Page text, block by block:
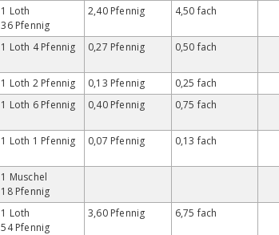
1 Loth
36 Pfennig
2,40 Pfennig 4,50 fach
1 Loth 4 Pfennig 0,27 Pfennig 0,50 fach
1 Loth 2 Pfennig 0,13 Pfennig
0,25 fach
1 Loth 6 Pfennig 0,40 Pfennig 0,75 fach
1 Loth 1 Pfennig 0,07 Pfennig 0,13 fach
1 Muschel
18 Pfennig
1 Loth
54 Pfennig
3,60 Pfennig 6,75 fach